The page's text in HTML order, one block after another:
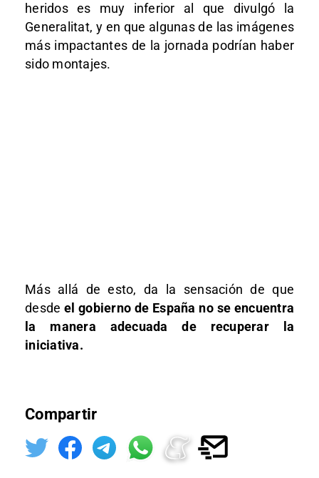
heridos es muy inferior al que divulgó la
Generalitat, y en que algunas de las imágenes
más impactantes de la jornada podrían haber
sido montajes.
Más allá de esto, da la sensación de que
desde el gobierno de España no se encuentra
la manera adecuada de recuperar la
iniciativa.
Compartir